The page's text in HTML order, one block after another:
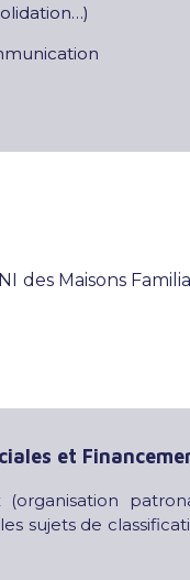
des Maisons
et
sujets de